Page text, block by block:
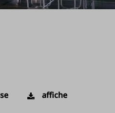
affiche